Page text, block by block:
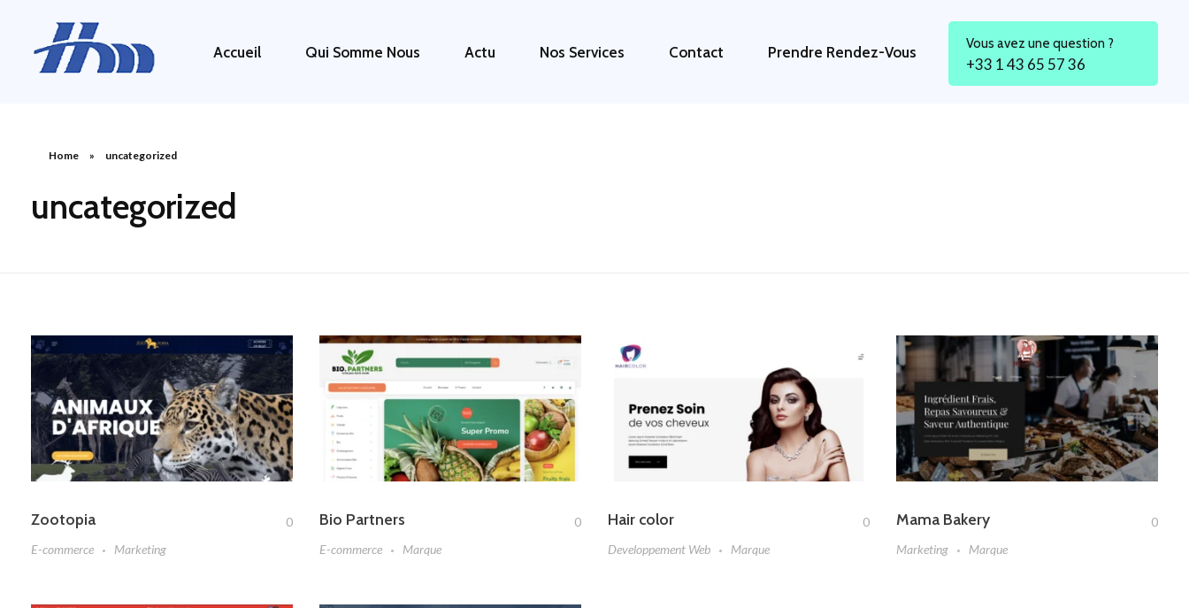
Accueil Qui Somme Nous Actu Nos Services Contact Prendre Rendez-Vous Vous avez une question ?
+33 1 43 65 57 36
Home » uncategorized
uncategorized
Zootopia
0
E-commerce
Marketing
Bio Partners
0
E-commerce
Marque
Hair color
0
Developpement Web
Marque
Mama Bakery
0
Marketing
Marque